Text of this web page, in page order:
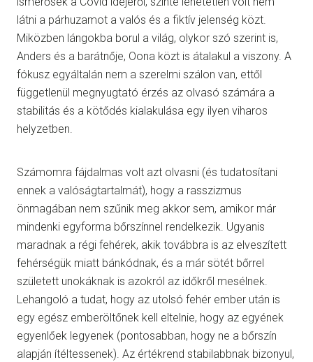
látni a párhuzamot a valós és a fiktív jelenség közt.
Miközben lángokba borul a világ, olykor szó szerint is,
Anders és a barátnője, Oona közt is átalakul a viszony. A
fókusz egyáltalán nem a szerelmi szálon van, ettől
függetlenül megnyugtató érzés az olvasó számára a
stabilitás és a kötődés kialakulása egy ilyen viharos
helyzetben.
Számomra fájdalmas volt azt olvasni (és tudatosítani
ennek a valóságtartalmát), hogy a rasszizmus
önmagában nem szűnik meg akkor sem, amikor már
mindenki egyforma bőrszínnel rendelkezik. Ugyanis
maradnak a régi fehérek, akik továbbra is az elveszített
fehérségük miatt bánkódnak, és a már sötét bőrrel
született unokáknak is azokról az időkről mesélnek.
Lehangoló a tudat, hogy az utolsó fehér ember után is
egy egész emberöltőnek kell eltelnie, hogy az egyének
egyenlőek legyenek (pontosabban, hogy ne a bőrszín
alapján ítéltessenek). Az értékrend stabilabbnak bizonyul,